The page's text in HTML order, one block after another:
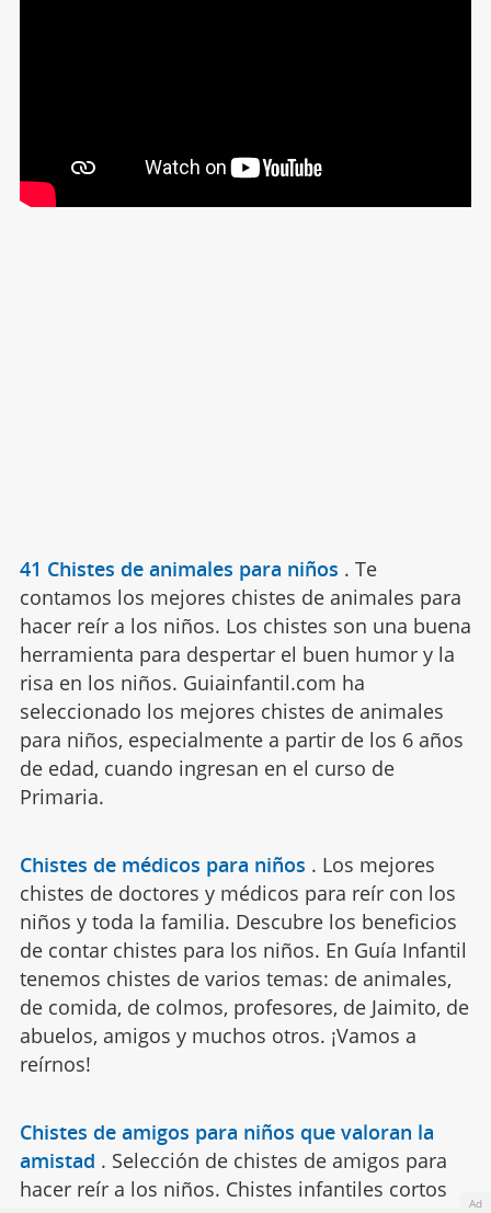
41 Chistes de animales para niños . Te
contamos los mejores chistes de animales para
hacer reír a los niños. Los chistes son una buena
herramienta para despertar el buen humor y la
risa en los niños. Guiainfantil.com ha
seleccionado los mejores chistes de animales
para niños, especialmente a partir de los 6 años
de edad, cuando ingresan en el curso de
Primaria.
Chistes de médicos para niños . Los mejores
chistes de doctores y médicos para reír con los
niños y toda la familia. Descubre los beneficios
de contar chistes para los niños. En Guía Infantil
tenemos chistes de varios temas: de animales,
de comida, de colmos, profesores, de Jaimito, de
abuelos, amigos y muchos otros. ¡Vamos a
reírnos!
Chistes de amigos para niños que valoran la
amistad . Selección de chistes de amigos para
hacer reír a los niños. Chistes infantiles cortos
Ad